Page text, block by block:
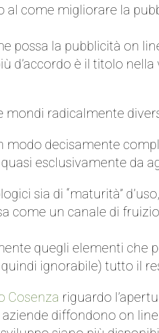
al come migliorare la
possa la pubblicità on
d’accordo è il titolo
radicalmente
decisamente
esclusivamente da
sia di “maturità”
come un canale di
quegli elementi che
ignorabile) tutto il
Cosenza riguardo
diffondono on line.